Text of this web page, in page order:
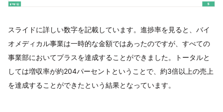
スライドに詳しい数字を記載しています。進捗率を見ると、バイ
オメディカル事業は一時的な金額ではあったのですが、すべての
事業部においてプラスを達成することができました。トータルと
しては増収率が約204パーセントということで、約3倍以上の売上
を達成することができたという結果となっています。